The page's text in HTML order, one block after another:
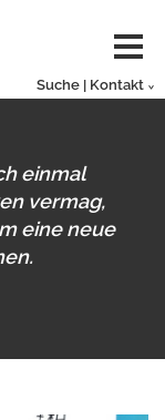
Suche | Kontakt
einmal
vermag,
eine neue